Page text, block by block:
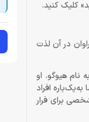
در آن لذت
که مشغول صحبت اند. مشخص می‌شود که پدر دختر در حال صحبت در مورد پسرش است، پسری 5 ساله به نام هیوگو. او
افراد
برای فرار